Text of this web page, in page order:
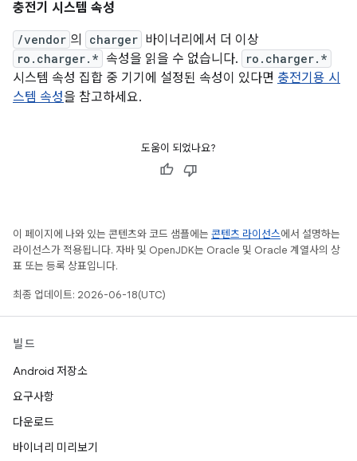
충전기 시스템 속성
/vendor 의 charger 바이너리에서 더 이상
ro.charger.* 속성을 읽을 수 없습니다. ro.charger.*
시스템 속성 집합 중 기기에 설정된 속성이 있다면 충전기용 시
스템 속성을 참고하세요.
도움이 되었나요?
이 페이지에 나와 있는 콘텐츠와 코드 샘플에는 콘텐츠 라이선스에서 설명하는
라이선스가 적용됩니다. 자바 및 OpenJDK는 Oracle 및 Oracle 계열사의 상
표 또는 등록 상표입니다.
최종 업데이트: 2026-06-18(UTC)
빌드
Android 저장소
요구사항
다운로드
바이너리 미리보기